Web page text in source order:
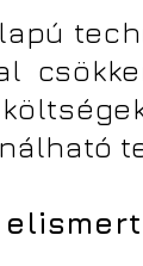
elismert